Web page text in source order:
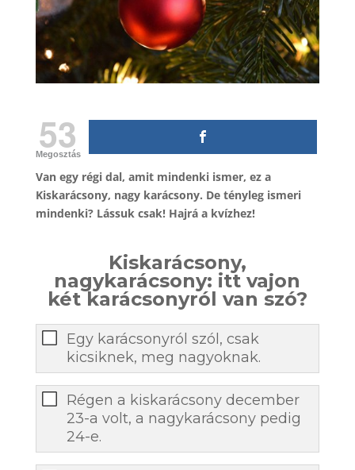
53
Megosztás
Van egy régi dal, amit mindenki ismer, ez a
Kiskarácsony, nagy karácsony. De tényleg ismeri
mindenki? Lássuk csak! Hajrá a kvízhez!
Kiskarácsony,
nagykarácsony: itt vajon
két karácsonyról van szó?
Egy karácsonyról szól, csak
kicsiknek, meg nagyoknak.
Régen a kiskarácsony december
23-a volt, a nagykarácsony pedig
24-e.